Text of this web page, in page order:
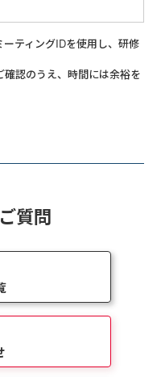
ティングIDを使用し、研修
認のうえ、時間には余裕を
質問